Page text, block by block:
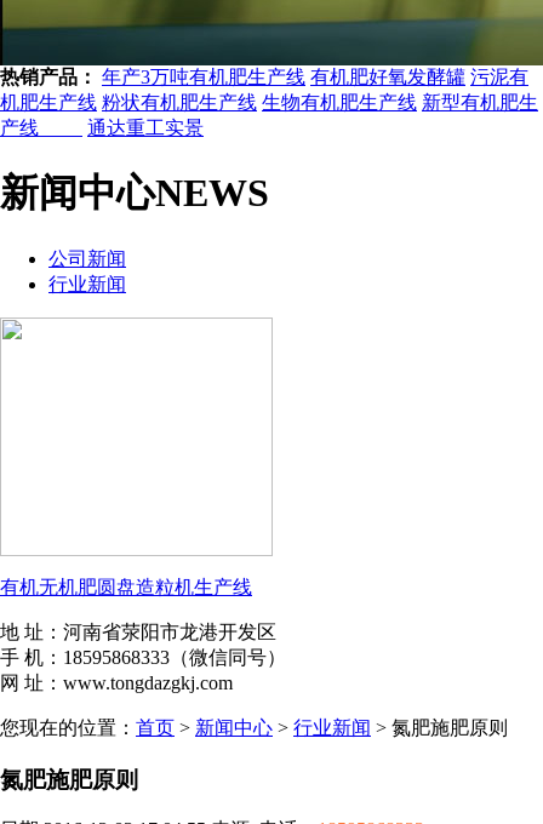
热销产品： 年产3万吨有机肥生产线 有机肥好氧发酵罐 污泥有
机肥生产线 粉状有机肥生产线 生物有机肥生产线 新型有机肥生
产线
通达重工实景
新闻中心NEWS
公司新闻
行业新闻
有机无机肥圆盘造粒机生产线
地 址：河南省荥阳市龙港开发区
手 机：18595868333（微信同号）
网 址：www.tongdazgkj.com
您现在的位置： 首页 > 新闻中心 > 行业新闻 > 氮肥施肥原则
氮肥施肥原则